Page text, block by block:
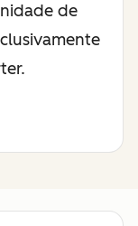
de